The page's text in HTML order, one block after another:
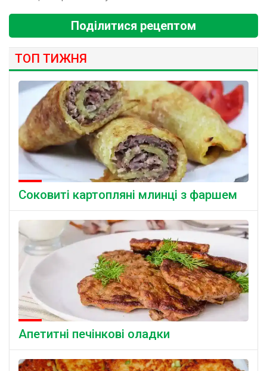
Поділитися рецептом
ТОП ТИЖНЯ
Соковиті картопляні млинці з фаршем
Апетитні печінкові оладки